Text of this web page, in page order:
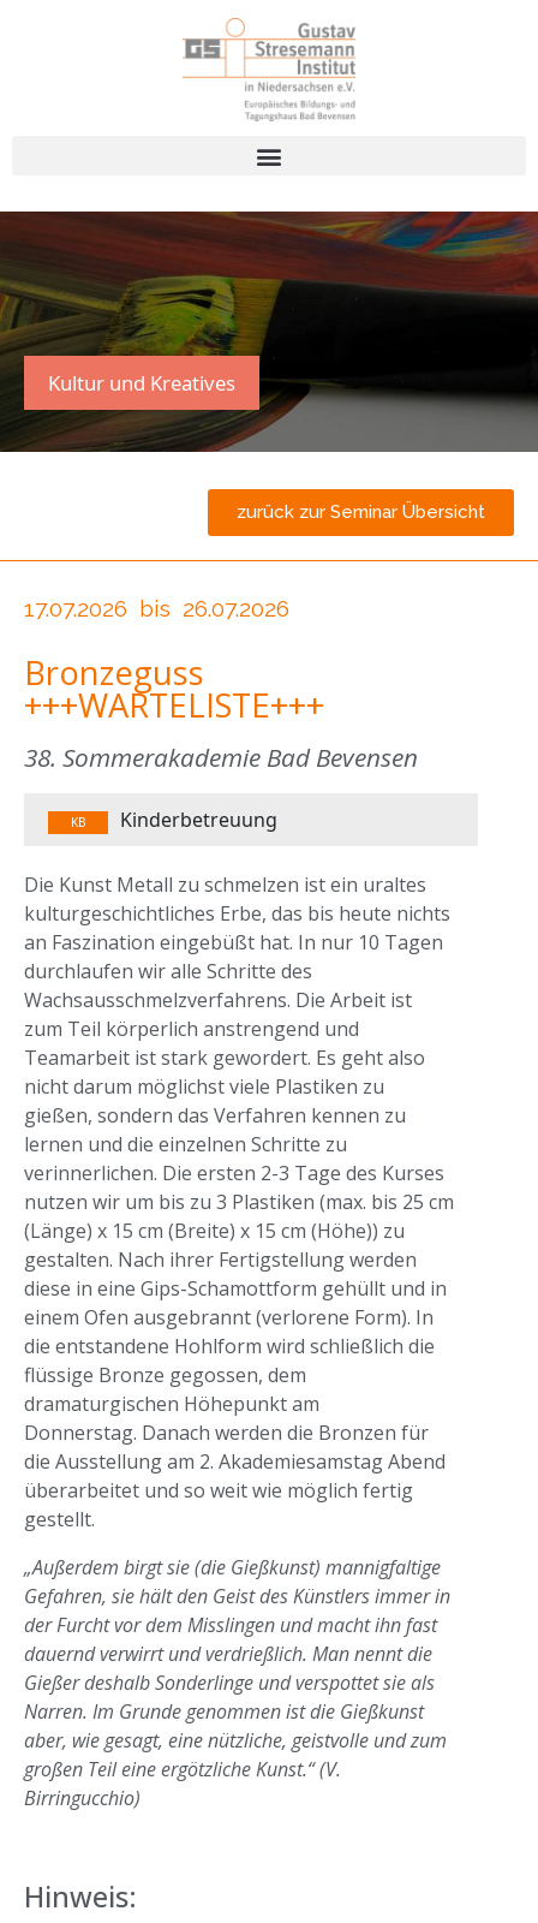
Kultur und Kreatives
zurück zur Seminar Übersicht
17.07.2026 bis 26.07.2026
Bronzeguss
+++WARTELISTE+++
38. Sommerakademie Bad Bevensen
KB Kinderbetreuung
Die Kunst Metall zu schmelzen ist ein uraltes
kulturgeschichtliches Erbe, das bis heute nichts
an Faszination eingebüßt hat. In nur 10 Tagen
durchlaufen wir alle Schritte des
Wachsausschmelzverfahrens. Die Arbeit ist
zum Teil körperlich anstrengend und
Teamarbeit ist stark gewordert. Es geht also
nicht darum möglichst viele Plastiken zu
gießen, sondern das Verfahren kennen zu
lernen und die einzelnen Schritte zu
verinnerlichen. Die ersten 2-3 Tage des Kurses
nutzen wir um bis zu 3 Plastiken (max. bis 25 cm
(Länge) x 15 cm (Breite) x 15 cm (Höhe)) zu
gestalten. Nach ihrer Fertigstellung werden
diese in eine Gips-Schamottform gehüllt und in
einem Ofen ausgebrannt (verlorene Form). In
die entstandene Hohlform wird schließlich die
flüssige Bronze gegossen, dem
dramaturgischen Höhepunkt am
Donnerstag. Danach werden die Bronzen für
die Ausstellung am 2. Akademiesamstag Abend
überarbeitet und so weit wie möglich fertig
gestellt.
„Außerdem birgt sie (die Gießkunst) mannigfaltige
Gefahren, sie hält den Geist des Künstlers immer in
der Furcht vor dem Misslingen und macht ihn fast
dauernd verwirrt und verdrießlich. Man nennt die
Gießer deshalb Sonderlinge und verspottet sie als
Narren. Im Grunde genommen ist die Gießkunst
aber, wie gesagt, eine nützliche, geistvolle und zum
großen Teil eine ergötzliche Kunst.“ (V.
Birringucchio)
Hinweis: